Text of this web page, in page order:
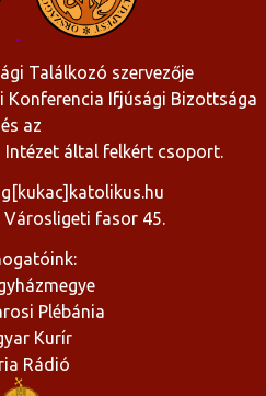
Találkozó szervezője
Konferencia Ifjúsági Bizottsága
és az
Intézet által felkért csoport.
Városligeti fasor 45.
Plébánia
Kurír
Rádió